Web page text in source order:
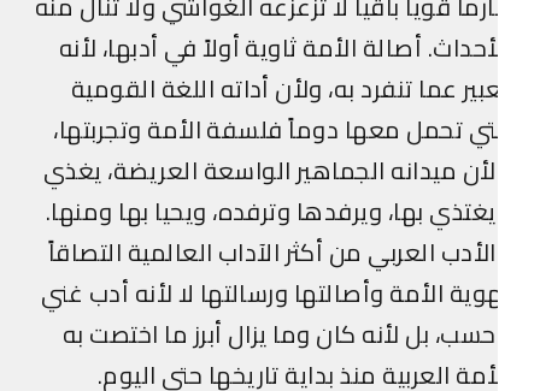
أصالة الأمة ثاوية أولاً في أدبها، لأنه
عما تنفرد به، ولأن أداته اللغة القومية
تحمل معها دوماً فلسفة الأمة وتجربتها،
ميدانه الجماهير الواسعة العريضة، يغذي
بها، ويرفدها وترفده، ويحيا بها ومنها.
العربي من أكثر الآداب العالمية التصاقاً
الأمة وأصالتها ورسالتها لا لأنه أدب غني
بل لأنه كان وما يزال أبرز ما اختصت به
العربية منذ بداية تاريخها حتى اليوم.